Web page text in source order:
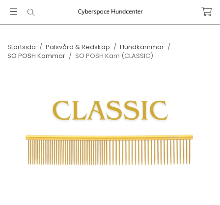
Startsida / Pälsvård & Redskap / Hundkammar /
SO POSH Kammar / SO POSH Kam (CLASSIC)